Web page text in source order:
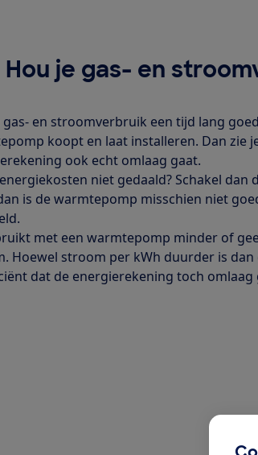
Hou je gas- en
gas- en stroomverbruik een tijd lang
koopt en laat installeren. Dan zie
ook echt omlaag gaat.
niet gedaald? Schakel dan
is de warmtepomp misschien niet
met een warmtepomp minder of
Hoewel stroom per kWh duurder is
dat de energierekening toch omlaag